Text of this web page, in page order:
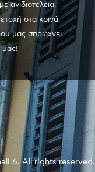
ανιδιοτέλεια,
στα κοινά.
μας σπρώχνει
μας!
6. All rights reserved.